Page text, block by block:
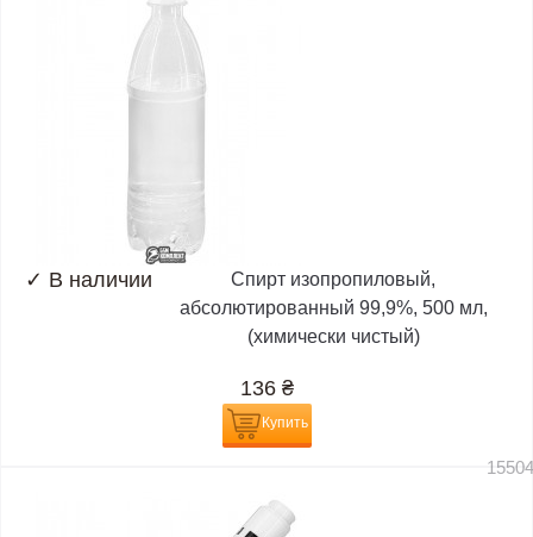
✓ В наличии
Спирт изопропиловый,
абсолютированный 99,9%, 500 мл,
(химически чистый)
136 ₴
Купить